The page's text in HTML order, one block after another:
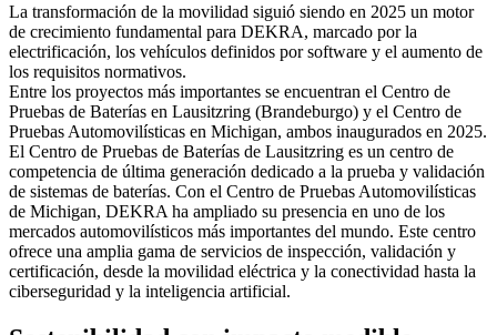
La transformación de la movilidad siguió siendo en 2025 un motor
de crecimiento fundamental para DEKRA, marcado por la
electrificación, los vehículos definidos por software y el aumento de
los requisitos normativos.
Entre los proyectos más importantes se encuentran el Centro de
Pruebas de Baterías en Lausitzring (Brandeburgo) y el Centro de
Pruebas Automovilísticas en Michigan, ambos inaugurados en 2025.
El Centro de Pruebas de Baterías de Lausitzring es un centro de
competencia de última generación dedicado a la prueba y validación
de sistemas de baterías. Con el Centro de Pruebas Automovilísticas
de Michigan, DEKRA ha ampliado su presencia en uno de los
mercados automovilísticos más importantes del mundo. Este centro
ofrece una amplia gama de servicios de inspección, validación y
certificación, desde la movilidad eléctrica y la conectividad hasta la
ciberseguridad y la inteligencia artificial.